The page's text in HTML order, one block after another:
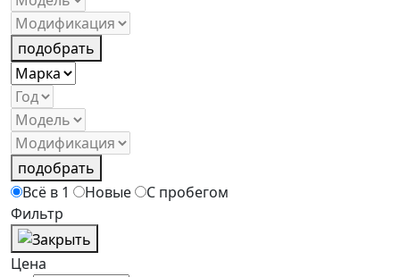
подобрать
подобрать
Всё в 1
Новые
С пробегом
Фильтр
Цена